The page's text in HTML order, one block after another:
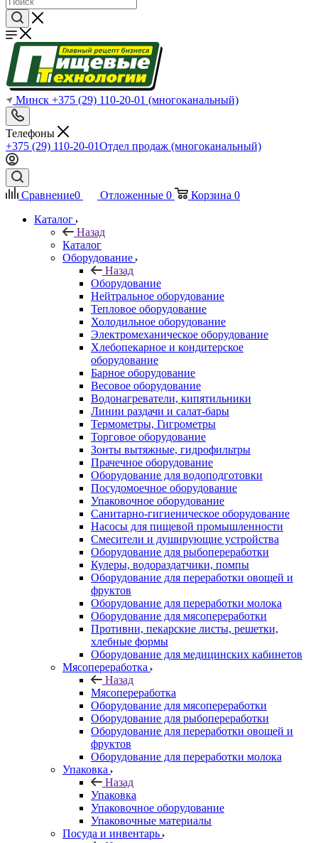
Минск +375 (29) 110-20-01 (многоканальный)
Телефоны
+375 (29) 110-20-01Отдел продаж (многоканальный)
Сравнение0 Отложенные 0 Корзина 0
Каталог
Назад
Каталог
Оборудование
Назад
Оборудование
Нейтральное оборудование
Тепловое оборудование
Холодильное оборудование
Электромеханическое оборудование
Хлебопекарное и кондитерское
оборудование
Барное оборудование
Весовое оборудование
Водонагреватели, кипятильники
Линии раздачи и салат-бары
Термометры, Гигрометры
Торговое оборудование
Зонты вытяжные, гидрофильтры
Прачечное оборудование
Оборудование для водоподготовки
Посудомоечное оборудование
Упаковочное оборудование
Санитарно-гигиеническое оборудование
Насосы для пищевой промышленности
Смесители и душирующие устройства
Оборудование для рыбопереработки
Кулеры, водораздатчики, помпы
Оборудование для переработки овощей и
фруктов
Оборудование для переработки молока
Оборудование для мясопереработки
Противни, пекарские листы, решетки,
хлебные формы
Оборудование для медицинских кабинетов
Мясопереработка
Назад
Мясопереработка
Оборудование для мясопереработки
Оборудование для рыбопереработки
Оборудование для переработки овощей и
фруктов
Оборудование для переработки молока
Упаковка
Назад
Упаковка
Упаковочное оборудование
Упаковочные материалы
Посуда и инвентарь